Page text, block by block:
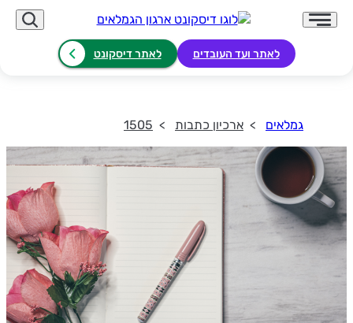
לאתר ועד העובדים לאתר דיסקונט
גמלאים ארכיון כתבות 1505